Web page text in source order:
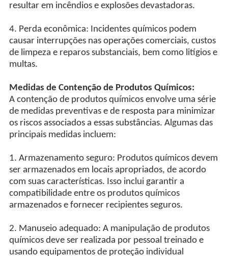
resultar em incêndios e explosões devastadoras.
4. Perda econômica: Incidentes químicos podem
causar interrupções nas operações comerciais, custos
de limpeza e reparos substanciais, bem como litígios e
multas.
Medidas de Contenção de Produtos Químicos:
A contenção de produtos químicos envolve uma série
de medidas preventivas e de resposta para minimizar
os riscos associados a essas substâncias. Algumas das
principais medidas incluem:
1. Armazenamento seguro: Produtos químicos devem
ser armazenados em locais apropriados, de acordo
com suas características. Isso inclui garantir a
compatibilidade entre os produtos químicos
armazenados e fornecer recipientes seguros.
2. Manuseio adequado: A manipulação de produtos
químicos deve ser realizada por pessoal treinado e
usando equipamentos de proteção individual